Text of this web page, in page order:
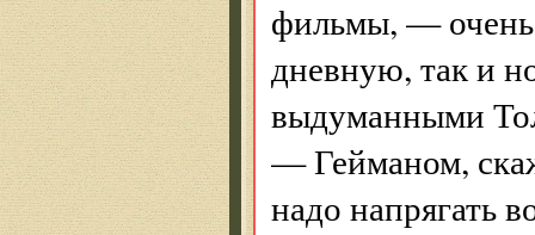
фильмы, — очень
дневную, так и
выдуманными
— Гейманом,
надо напрягать